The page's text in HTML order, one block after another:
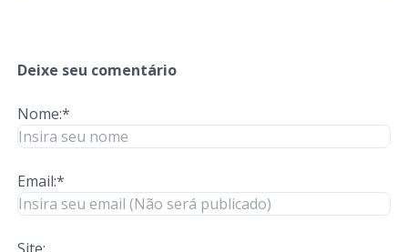
Deixe seu comentário
Nome:*
Email:*